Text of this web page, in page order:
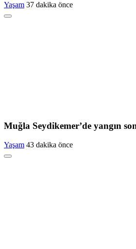
Yaşam 37 dakika önce
Muğla Seydikemer’de yangın
Yaşam 43 dakika önce